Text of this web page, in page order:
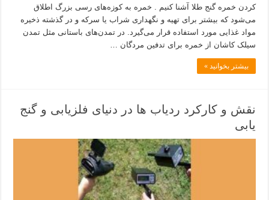
کردن خمره گنج طلا آشنا کنیم . خمره به کوزه‌های رسی بزرگ اطلاق
می‌شود که بیشتر برای تهیه و نگهداری شراب یا سرکه و در گذشته ذخیره
مواد غذایی مورد استفاده قرار می‌گیرد. در تمدن‌های باستانی مثل تمدن
سیلک کاشان از خمره برای تدفین مردگان …
بیشتر بخوانید »
نقش و کارکرد ردیاب ها در دنیای فلزیابی و گنج
یابی